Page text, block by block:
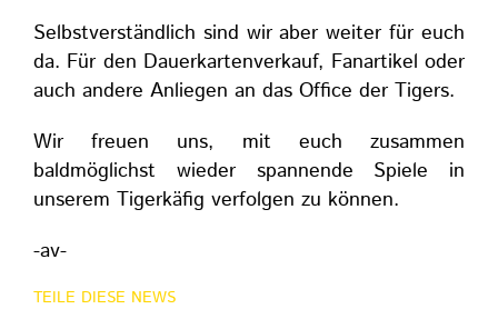
Selbstverständlich sind wir aber weiter für euch
da. Für den Dauerkartenverkauf, Fanartikel oder
auch andere Anliegen an das Office der Tigers.
Wir freuen uns, mit euch zusammen
baldmöglichst wieder spannende Spiele in
unserem Tigerkäfig verfolgen zu können.
-av-
TEILE DIESE NEWS